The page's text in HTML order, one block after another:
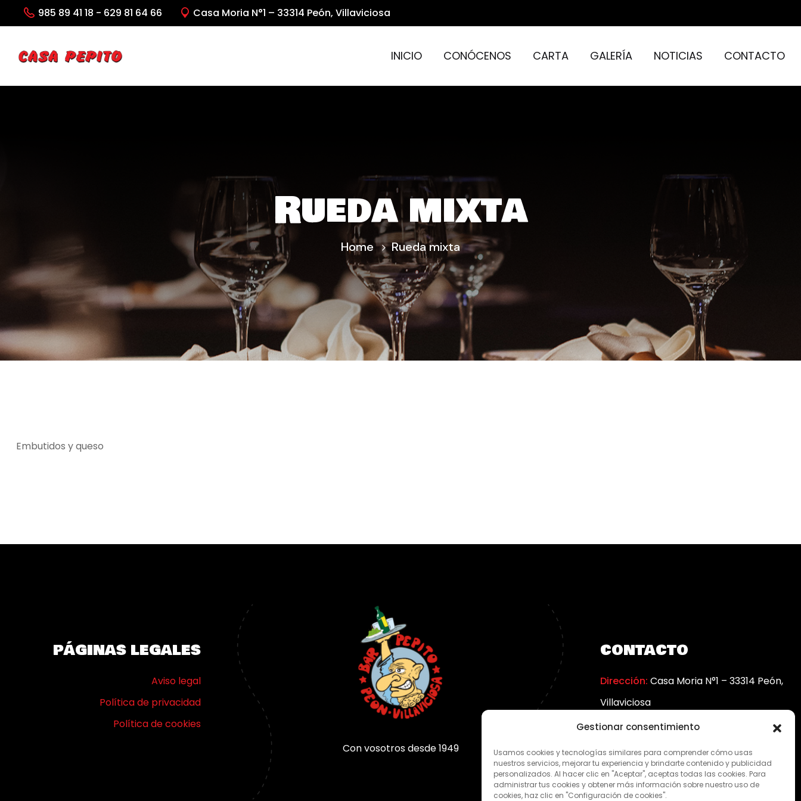
Gestionar consentimiento
Usamos cookies y tecnologías similares para comprender cómo usas
nuestros servicios, mejorar tu experiencia y brindarte contenido y publicidad
personalizados. Al hacer clic en "Aceptar", aceptas todas las cookies. Para
administrar tus cookies y obtener más información sobre nuestro uso de
cookies, haz clic en "Configuración de cookies".
985 89 41 18 - 629 81 64 66 Casa Moria N°1 – 33314 Peón, Villaviciosa
INICIO CONÓCENOS CARTA GALERÍA NOTICIAS CONTACTO
Rueda mixta
Home Rueda mixta
Embutidos y queso
PÁGINAS LEGALES
Aviso legal
Política de privacidad
Política de cookies
Con vosotros desde 1949
CONTACTO
Dirección: Casa Moria N°1 – 33314 Peón,
Villaviciosa
Teléfono:985 89 41 18 | 629 81 64 66